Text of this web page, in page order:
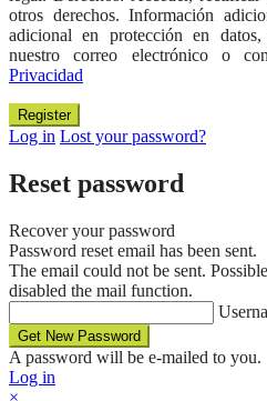
otros derechos. Información
adicional en protección en
nuestro correo electrónico o
Privacidad
Log in Lost your password?
Reset password
Recover your password
Password reset email has been sent.
The email could not be sent.
disabled the mail function.
A password will be e-mailed to you.
Log in
×